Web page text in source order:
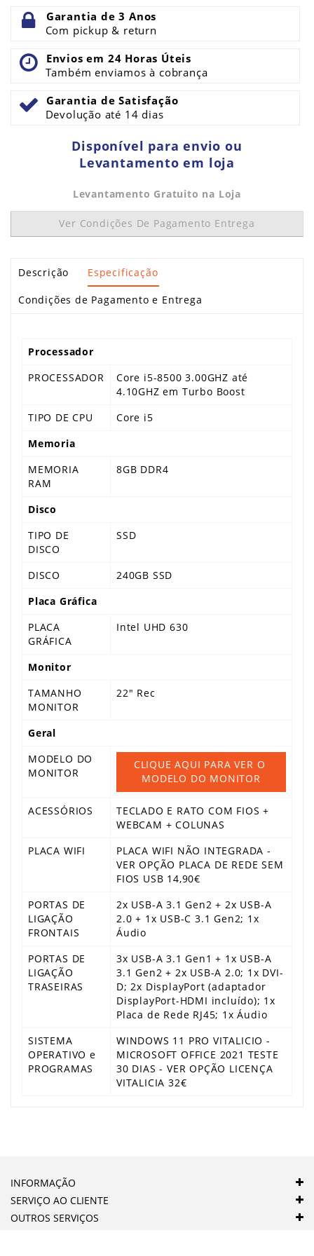
Garantia de 3 Anos
Com pickup & return
Envios em 24 Horas Úteis
Também enviamos à cobrança
Garantia de Satisfação
Devolução até 14 dias
Disponível para envio ou
Levantamento em loja
Levantamento Gratuito na Loja
Ver Condições De Pagamento Entrega
Descrição Especificação
Condições de Pagamento e Entrega
Processador
PROCESSADOR
Core i5-8500 3.00GHZ até
4.10GHZ em Turbo Boost
TIPO DE CPU
Core i5
Memoria
MEMORIA
RAM
8GB DDR4
Disco
TIPO DE
DISCO
SSD
DISCO
240GB SSD
Placa Gráfica
PLACA
GRÁFICA
Intel UHD 630
Monitor
TAMANHO
MONITOR
22" Rec
Geral
MODELO DO
MONITOR
CLIQUE AQUI PARA VER O
MODELO DO MONITOR
ACESSÓRIOS
TECLADO E RATO COM FIOS +
WEBCAM + COLUNAS
PLACA WIFI
PLACA WIFI NÃO INTEGRADA -
VER OPÇÃO PLACA DE REDE SEM
FIOS USB 14,90€
PORTAS DE
LIGAÇÃO
FRONTAIS
2x USB-A 3.1 Gen2 + 2x USB-A
2.0 + 1x USB-C 3.1 Gen2; 1x
Áudio
PORTAS DE
LIGAÇÃO
TRASEIRAS
3x USB-A 3.1 Gen1 + 1x USB-A
3.1 Gen2 + 2x USB-A 2.0; 1x DVI-
D; 2x DisplayPort (adaptador
DisplayPort-HDMI incluído); 1x
Placa de Rede RJ45; 1x Áudio
SISTEMA
OPERATIVO e
PROGRAMAS
WINDOWS 11 PRO VITALICIO -
MICROSOFT OFFICE 2021 TESTE
30 DIAS - VER OPÇÃO LICENÇA
VITALICIA 32€
INFORMAÇÃO
SERVIÇO AO CLIENTE
OUTROS SERVIÇOS